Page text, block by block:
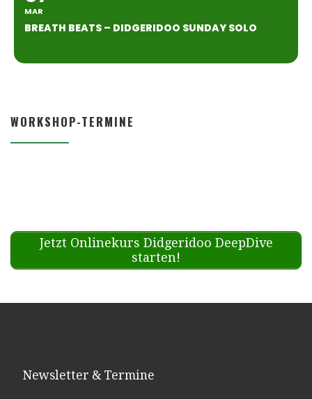
MAR
BREATH BEATS – DIDGERIDOO SUNDAY SOLO
WORKSHOP-TERMINE
Jetzt Onlinekurs Didgeridoo DeepDive
starten!
Newsletter & Termine